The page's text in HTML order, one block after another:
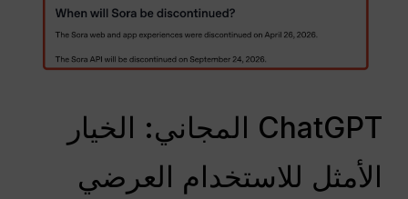
ChatGPT المجاني: الخيار
الأمثل للاستخدام العرضي